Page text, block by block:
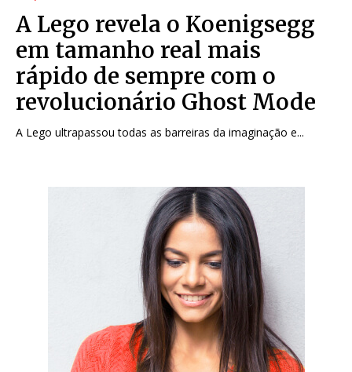
A Lego revela o Koenigsegg
em tamanho real mais
rápido de sempre com o
revolucionário Ghost Mode
A Lego ultrapassou todas as barreiras da imaginação e...